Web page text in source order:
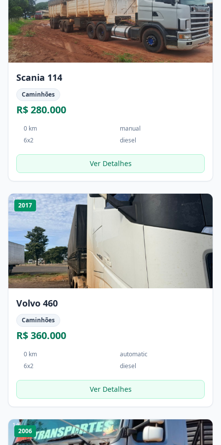
Scania 114
Caminhões
R$ 280.000
0 km
manual
6x2
diesel
Ver Detalhes
1/5
2017
Volvo 460
Caminhões
R$ 360.000
0 km
automatic
6x2
diesel
Ver Detalhes
1/6
2006